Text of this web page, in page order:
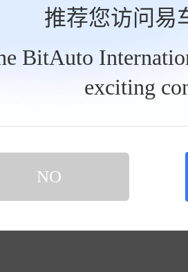
推荐您访问易
BitAuto
exciting
NO